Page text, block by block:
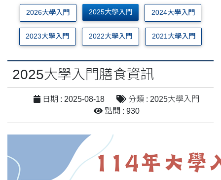
2026大學入門 2025大學入門 2024大學入門
2023大學入門 2022大學入門 2021大學入門
2025大學入門膳食資訊
日期 : 2025-08-18
分類 : 2025大學入門
點閱 : 930